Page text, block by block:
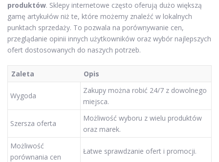
produktów. Sklepy internetowe często oferują dużo większą
gamę artykułów niż te, które możemy znaleźć w lokalnych
punktach sprzedaży. To pozwala na porównywanie cen,
przeglądanie opinii innych użytkowników oraz wybór najlepszych
ofert dostosowanych do naszych potrzeb.
Zaleta Opis
Wygoda
Zakupy można robić 24/7 z dowolnego
miejsca.
Szersza oferta
Możliwość wyboru z wielu produktów
oraz marek.
Możliwość
porównania cen
Łatwe sprawdzanie ofert i promocji.